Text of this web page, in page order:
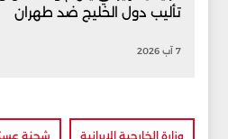
تأليب دول الخليج ضد طهران
7 آب 2026
وزارة الخارجية الايرانية شحنة